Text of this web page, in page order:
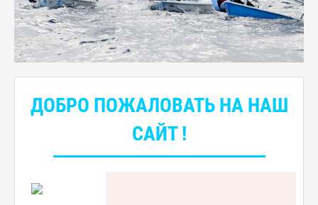
ДОБРО ПОЖАЛОВАТЬ НА НАШ
САЙТ !